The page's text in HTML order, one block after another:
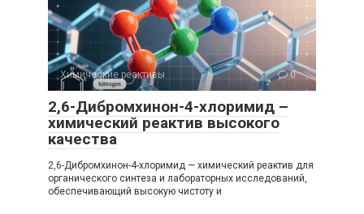
Химические реактивы 0
2,6-Дибромхинон-4-хлоримид –
химический реактив высокого
качества
2,6-Дибромхинон-4-хлоримид — химический реактив для
органического синтеза и лабораторных исследований,
обеспечивающий высокую чистоту и